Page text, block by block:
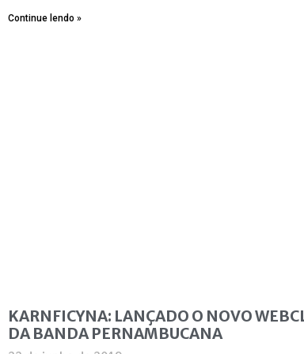
Continue lendo »
KARNFICYNA: LANÇADO O NOVO
DA BANDA PERNAMBUCANA